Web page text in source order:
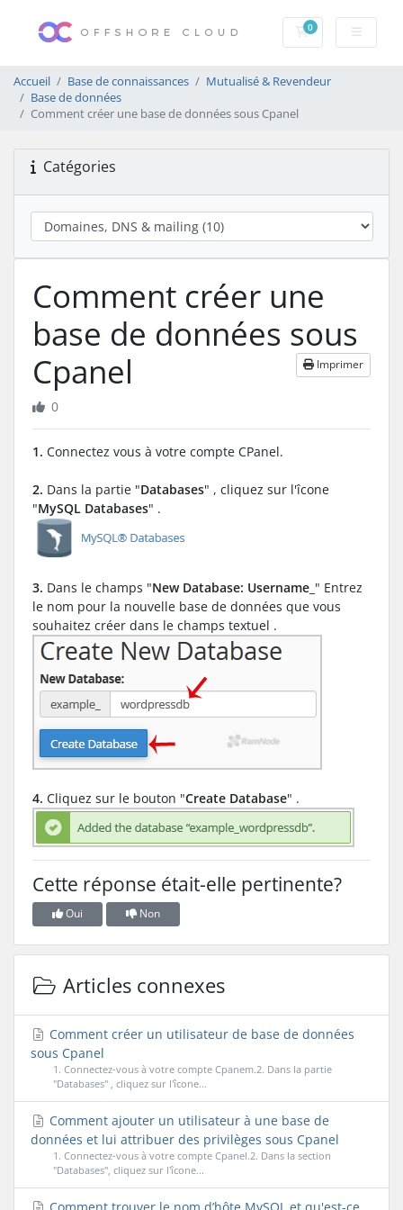
0Votre panier
Accueil Base de connaissances
Mutualisé & Revendeur
Base de données
Comment créer une base de données sous Cpanel
Catégories
Comment créer une
base de données sous
Cpanel
Imprimer
0
1. Connectez vous à votre compte CPanel.
2. Dans la partie "Databases" , cliquez sur l'îcone
"MySQL Databases" .
3. Dans le champs "New Database: Username_ " Entrez
le nom pour la nouvelle base de données que vous
souhaitez créer dans le champs textuel .
4. Cliquez sur le bouton "Create Database" .
Cette réponse était-elle pertinente?
Oui Non
Articles connexes
Comment créer un utilisateur de base de données
sous Cpanel
1. Connectez-vous à votre compte Cpanem.2. Dans la partie
"Databases" , cliquez sur l'îcone...
Comment ajouter un utilisateur à une base de
données et lui attribuer des privilèges sous Cpanel
1. Connectez-vous à votre compte Cpanel.2. Dans la section
"Databases", cliquez sur l'îcone...